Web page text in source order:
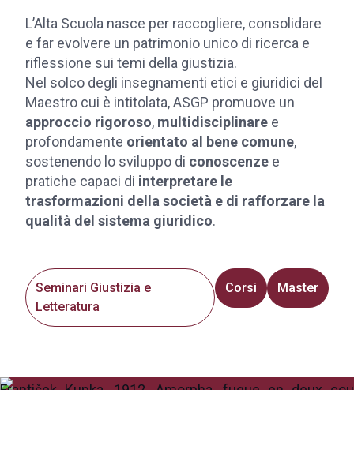
L’Alta Scuola nasce per raccogliere, consolidare
e far evolvere un patrimonio unico di ricerca e
riflessione sui temi della giustizia.
Nel solco degli insegnamenti etici e giuridici del
Maestro cui è intitolata, ASGP promuove un
approccio rigoroso, multidisciplinare e
profondamente orientato al bene comune,
sostenendo lo sviluppo di conoscenze e
pratiche capaci di interpretare le
trasformazioni della società e di rafforzare la
qualità del sistema giuridico.
Seminari Giustizia e
Letteratura
Corsi Master